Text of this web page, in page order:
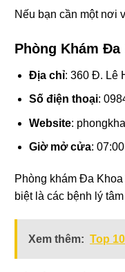
Nếu bạn cần một nơi
Phòng Khám Đa
Địa chỉ: 360 Đ. Lê
Số điện thoại:
Website:
Giờ mở cửa:
Phòng khám Đa
biệt là các bệnh lý tâm
Xem thêm: Top